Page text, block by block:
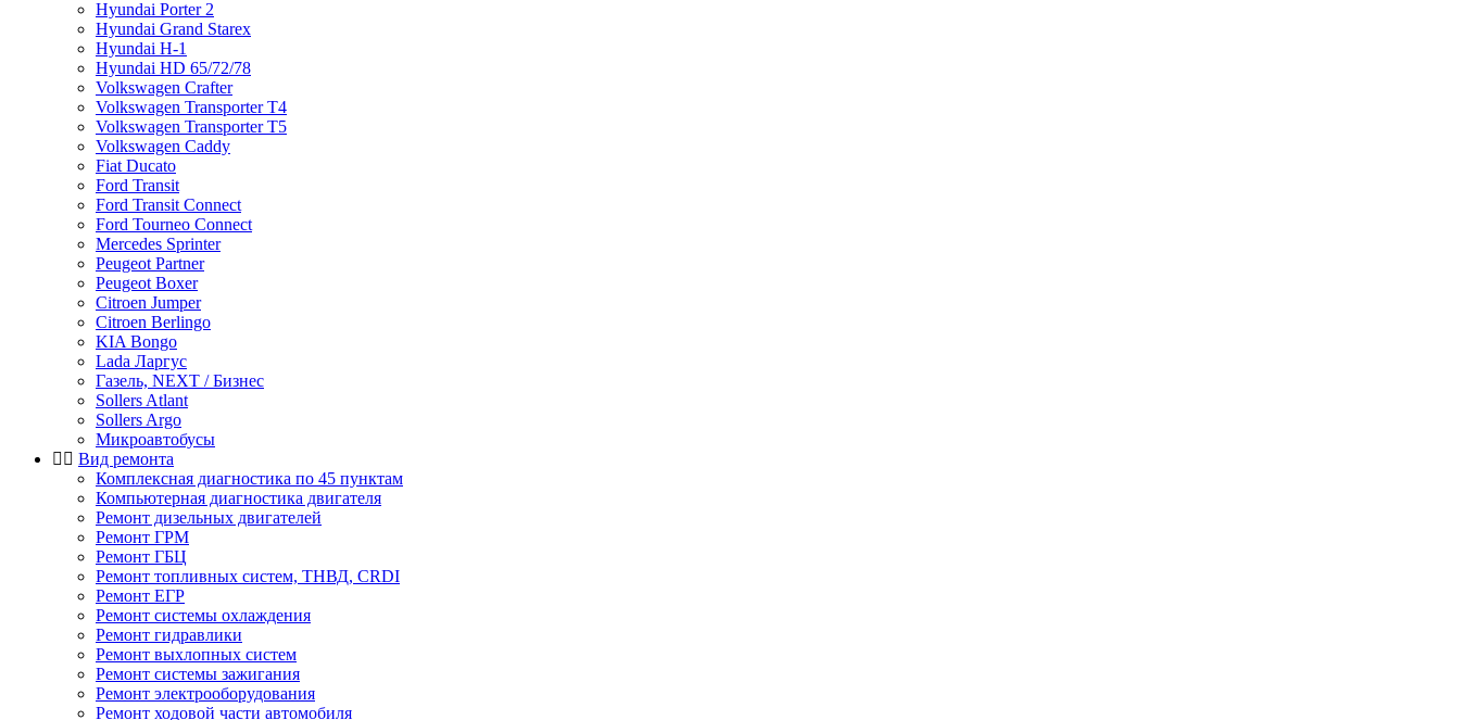
Hyundai Porter 2
Hyundai Grand Starex
Hyundai H-1
Hyundai HD 65/72/78
Volkswagen Crafter
Volkswagen Transporter T4
Volkswagen Transporter T5
Volkswagen Caddy
Fiat Ducato
Ford Transit
Ford Transit Connect
Ford Tourneo Connect
Mercedes Sprinter
Peugeot Partner
Peugeot Boxer
Citroen Jumper
Citroen Berlingo
KIA Bongo
Lada Ларгус
Газель, NEXT / Бизнес
Sollers Atlant
Sollers Argo
Микроавтобусы
Вид ремонта
Комплексная диагностика по 45 пунктам
Компьютерная диагностика двигателя
Ремонт дизельных двигателей
Ремонт ГРМ
Ремонт ГБЦ
Ремонт топливных систем, ТНВД, CRDI
Ремонт ЕГР
Ремонт системы охлаждения
Ремонт гидравлики
Ремонт выхлопных систем
Ремонт системы зажигания
Ремонт электрооборудования
Ремонт ходовой части автомобиля